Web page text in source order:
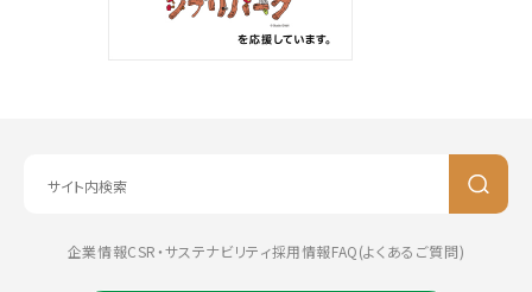
企業情報CSR・サステナビリティ採用情報FAQ(よくあるご質問)